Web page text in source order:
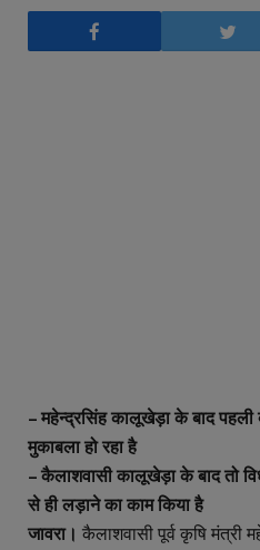
– महेन्द्रसिंह कालूखेड़ा के बाद पहली
मुकाबला हो रहा है
– कैलाशवासी कालूखेड़ा के बाद तो
से ही लड़ाने का काम किया है
जावरा। कैलाशवासी पूर्व कृषि मंत्री